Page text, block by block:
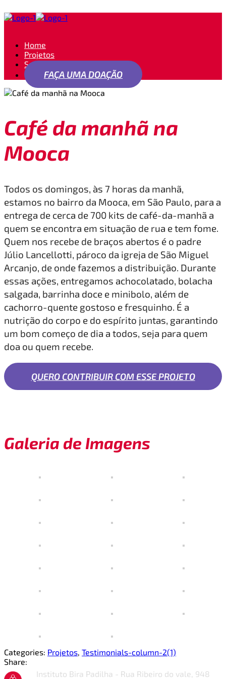
Home
Projetos
Seja um apoiador
FAÇA UMA DOAÇÃO
Café da manhã na
Mooca
Todos os domingos, às 7 horas da manhã,
estamos no bairro da Mooca, em São Paulo, para a
entrega de cerca de 700 kits de café-da-manhã a
quem se encontra em situação de rua e tem fome.
Quem nos recebe de braços abertos é o padre
Júlio Lancellotti, pároco da igreja de São Miguel
Arcanjo, de onde fazemos a distribuição. Durante
essas ações, entregamos achocolatado, bolacha
salgada, barrinha doce e minibolo, além de
cachorro-quente gostoso e fresquinho. É a
nutrição do corpo e do espírito juntas, garantindo
um bom começo de dia a todos, seja para quem
doa ou quem recebe.
QUERO CONTRIBUIR COM ESSE PROJETO
Galeria de Imagens
Categories: Projetos, Testimonials-column-2(1)
Share:
Instituto Bira Padilha - Rua Ribeiro do vale, 948